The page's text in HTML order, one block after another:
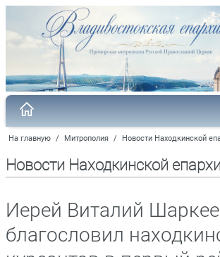
На главную / Митрополия / Новости Находкинской
Новости Находкинской
Иерей Виталий
благословил